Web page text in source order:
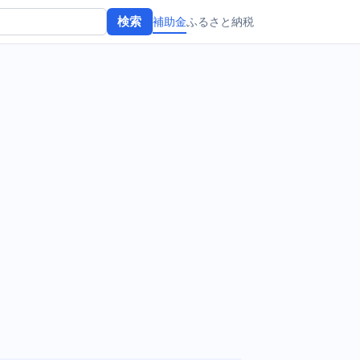
検索 補助金ふるさと納税